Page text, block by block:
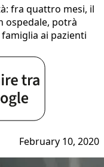
fra quattro mesi, il
ospedale, potrà
ai pazienti
February 10, 2020